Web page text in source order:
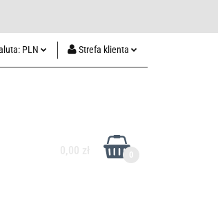
PLN Strefa klienta